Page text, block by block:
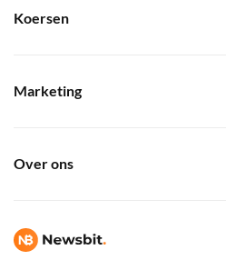
Koersen
Marketing
Over ons